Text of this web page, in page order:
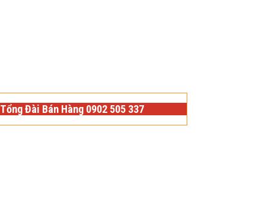
Tổng Đài Bán Hàng 0902 505 337